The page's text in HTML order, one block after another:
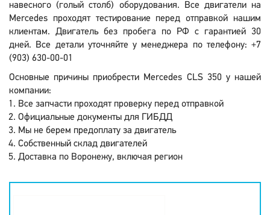
навесного (голый столб) оборудования. Все двигатели на
Mercedes проходят тестирование перед отправкой нашим
клиентам. Двигатель без пробега по РФ с гарантией 30
дней. Все детали уточняйте у менеджера по телефону: +7
(903) 630-00-01
Основные причины приобрести Mercedes CLS 350 у нашей
компании:
Все запчасти проходят проверку перед отправкой
Официальные документы для ГИБДД
Мы не берем предоплату за двигатель
Собственный склад двигателей
Доставка по Воронежу, включая регион